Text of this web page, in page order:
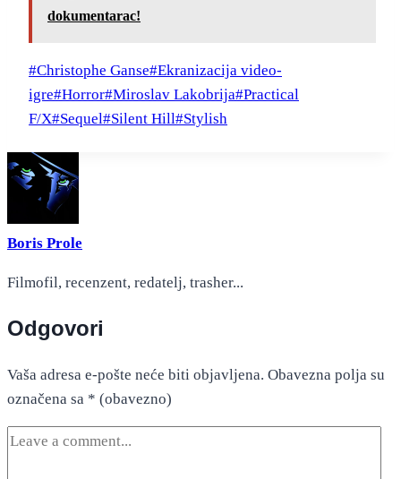
dokumentarac!
Post
Tags:
#Christophe Ganse#Ekranizacija video-
igre#Horror#Miroslav Lakobrija#Practical
F/X#Sequel#Silent Hill#Stylish
Boris Prole
Filmofil, recenzent, redatelj, trasher...
Odgovori
Vaša adresa e-pošte neće biti objavljena. Obavezna polja su
označena sa * (obavezno)